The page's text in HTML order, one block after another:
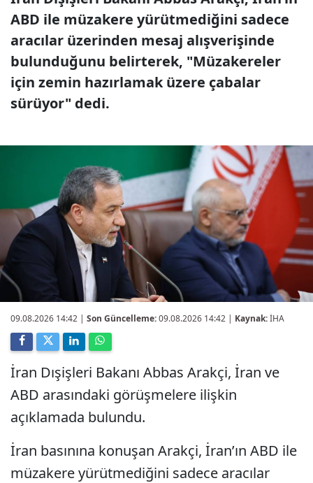
ABD ile müzakere yürütmediğini sadece
aracılar üzerinden mesaj alışverişinde
bulunduğunu belirterek, "Müzakereler
için zemin hazırlamak üzere çabalar
sürüyor" dedi.
09.08.2026 14:42 | Son Güncelleme:09.08.2026 14:42 | Kaynak:İHA
İran Dışişleri Bakanı Abbas Arakçi, İran ve
ABD arasındaki görüşmelere ilişkin
açıklamada bulundu.
İran basınına konuşan Arakçi, İran’ın ABD ile
müzakere yürütmediğini sadece aracılar